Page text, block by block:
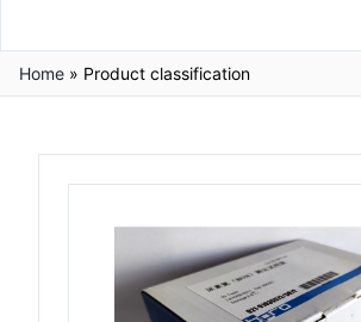
Home » Product classification